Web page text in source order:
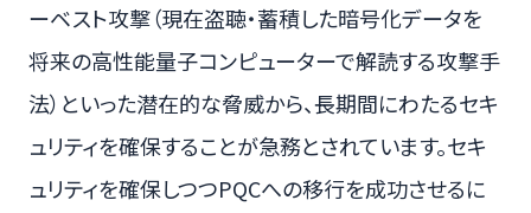
ーベスト攻撃（現在盗聴・蓄積した暗号化データを
将来の高性能量子コンピューターで解読する攻撃手
法）といった潜在的な脅威から、長期間にわたるセキ
ュリティを確保することが急務とされています。セキ
ュリティを確保しつつPQCへの移行を成功させるに